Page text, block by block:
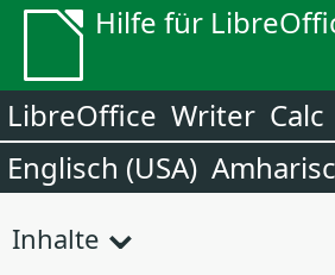
Hilfe für
LibreOffice Writer Calc
Englisch (USA)
Inhalte